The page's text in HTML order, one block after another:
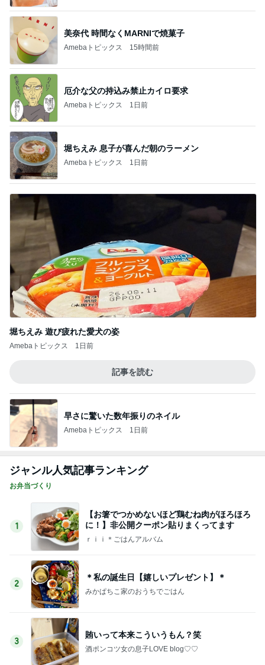
美奈代 時間なくMARNIで焼菓子
Amebaトピックス 15時間前
厄介な父の持込み禁止カイロ要求
Amebaトピックス 1日前
堀ちえみ 息子が喜んだ朝のラーメン
Amebaトピックス 1日前
堀ちえみ 遊び疲れた愛犬の姿
Amebaトピックス 1日前
記事を読む
早さに驚いた数年振りのネイル
Amebaトピックス 1日前
ジャンル人気記事ランキング
お弁当づくり
1
【お箸でつかめないほど鶏むね肉がほろほろ
に！】非公開クーポン貼りまくってます
ｒｉｉ＊ごはんアルバム
2
＊私の誕生日【嬉しいプレゼント】＊
みかぱちこ家のおうちでごはん
3
賄いって本来こういうもん？笑
酒ポンコツ女の息子LOVE blog♡♡